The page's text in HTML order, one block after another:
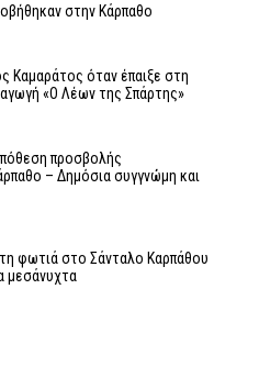
στην Κάρπαθο
Καμαράτος όταν έπαιξε στη
«Ο Λέων της Σπάρτης»
προσβολής
– Δημόσια συγγνώμη και
φωτιά στο Σάνταλο Καρπάθου
μεσάνυχτα